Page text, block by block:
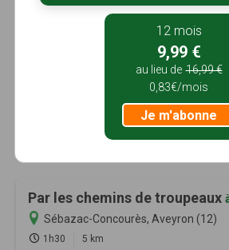
Par les chemins de troupeaux
Sébazac-Concourès, Aveyron (12)
1h30 5 km
12 mois
9,99 €
au lieu de 16,99 €
0,83€/mois
Je m'abonne